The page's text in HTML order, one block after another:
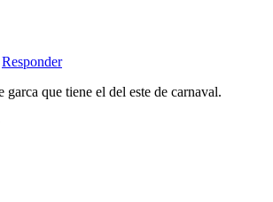
Responder
garca que tiene el del este de carnaval.